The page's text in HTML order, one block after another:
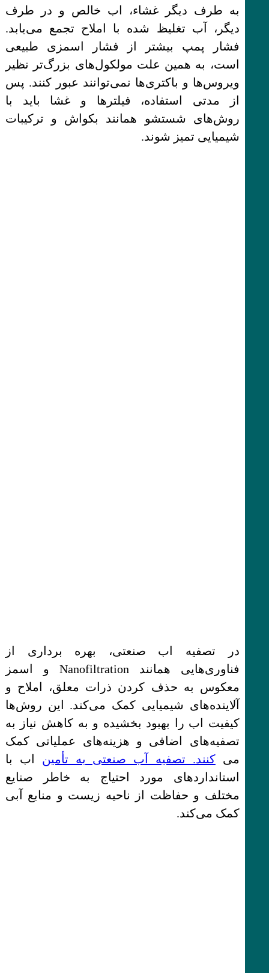
به طرف دیگر غشاء، اب خالص و در طرف
دیگر، آب تغلیظ شده با املاح تجمع می‌یابد.
فشار پمپ بیشتر از فشار اسمزی طبیعی
است، به همین علت مولکول‌های بزرگ‌تر نظیر
ویروس‌ها و باکتری‌ها نمی‌توانند عبور کنند. پس
از مدتی استفاده، فیلترها و غشا باید با
روش‌های شستشو همانند بکواش و ترکیبات
شیمیایی تمیز شوند.
در تصفیه اب صنعتی، بهره برداری از
فناوری‌هایی همانند Nanofiltration و اسمز
معکوس به حذف کردن ذرات معلق، املاح و
آلاینده‌های شیمیایی کمک می‌کند. این روش‌ها
کیفیت اب را بهبود بخشیده و به کاهش نیاز به
تصفیه‌های اضافی و هزینه‌های عملیاتی کمک
می‌کنند. تصفیه آب صنعتی به تأمین اب با
استانداردهای مورد احتیاج به خاطر صنایع
مختلف و حفاظت از ناحیه زیست و منابع آبی
کمک می‌کند.